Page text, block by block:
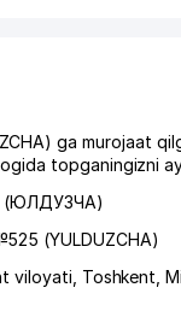
ga murojaat
topganingizni
(YULDUZCHA)
viloyati Toshkent ,